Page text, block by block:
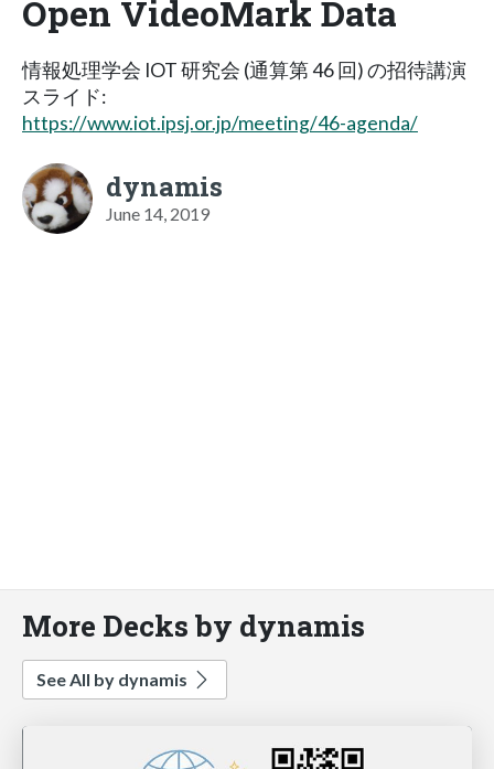
Open VideoMark Data
情報処理学会 IOT 研究会 (通算第 46 回) の招待講演
スライド:
https://www.iot.ipsj.or.jp/meeting/46-agenda/
dynamis
June 14, 2019
More Decks by dynamis
See All by dynamis